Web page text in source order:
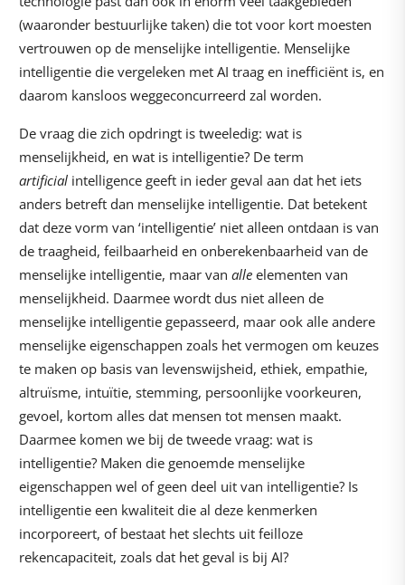
(waaronder bestuurlijke taken) die tot voor kort moesten
vertrouwen op de menselijke intelligentie. Menselijke
intelligentie die vergeleken met AI traag en inefficiënt is, en
daarom kansloos weggeconcurreerd zal worden.
De vraag die zich opdringt is tweeledig: wat is
menselijkheid, en wat is intelligentie? De term
artificial intelligence geeft in ieder geval aan dat het iets
anders betreft dan menselijke intelligentie. Dat betekent
dat deze vorm van ‘intelligentie’ niet alleen ontdaan is van
de traagheid, feilbaarheid en onberekenbaarheid van de
menselijke intelligentie, maar van alle elementen van
menselijkheid. Daarmee wordt dus niet alleen de
menselijke intelligentie gepasseerd, maar ook alle andere
menselijke eigenschappen zoals het vermogen om keuzes
te maken op basis van levenswijsheid, ethiek, empathie,
altruïsme, intuïtie, stemming, persoonlijke voorkeuren,
gevoel, kortom alles dat mensen tot mensen maakt.
Daarmee komen we bij de tweede vraag: wat is
intelligentie? Maken die genoemde menselijke
eigenschappen wel of geen deel uit van intelligentie? Is
intelligentie een kwaliteit die al deze kenmerken
incorporeert, of bestaat het slechts uit feilloze
rekencapaciteit, zoals dat het geval is bij AI?